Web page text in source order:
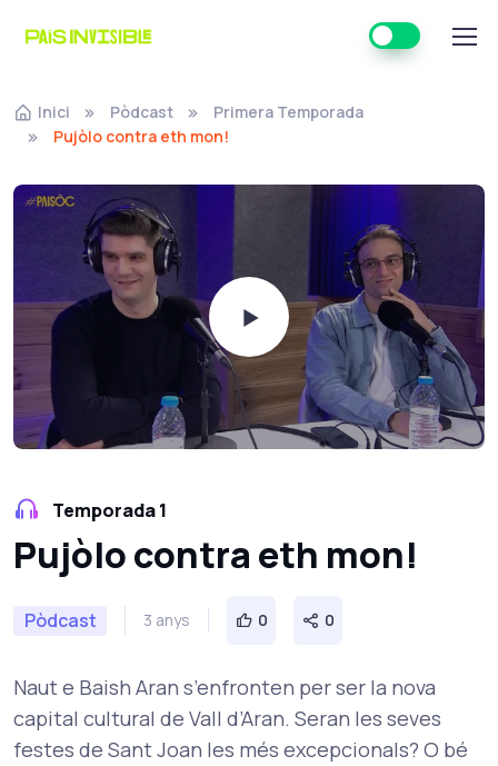
Inici Pòdcast
Primera Temporada
Pujòlo contra eth mon!
Temporada 1
Pujòlo contra eth mon!
Pòdcast 3 anys 0 0
Naut e Baish Aran s’enfronten per ser la nova
capital cultural de Vall d’Aran. Seran les seves
festes de Sant Joan les més excepcionals? O bé